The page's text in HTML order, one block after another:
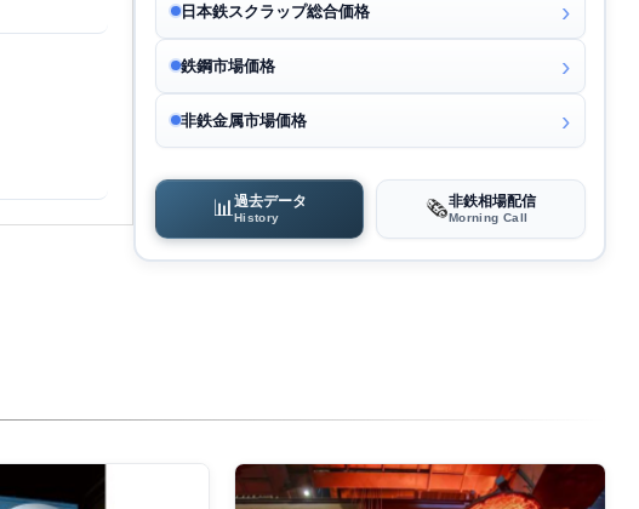
日本鉄スクラップ総合価格
鉄鋼市場価格
非鉄金属市場価格
📊 過去データ
History 🗞️非鉄相場配信
Morning Call